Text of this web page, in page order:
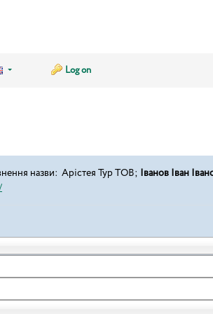
Log on
назви: Арістея Тур ТОВ;
Іванов Іван